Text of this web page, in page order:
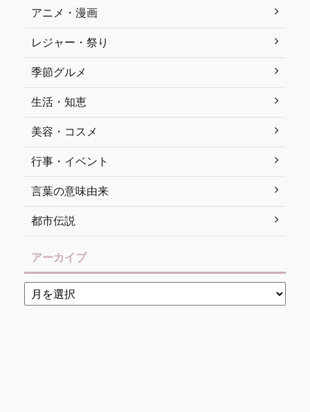
アニメ・漫画
レジャー・祭り
季節グルメ
生活・知恵
美容・コスメ
行事・イベント
言葉の意味由来
都市伝説
アーカイブ